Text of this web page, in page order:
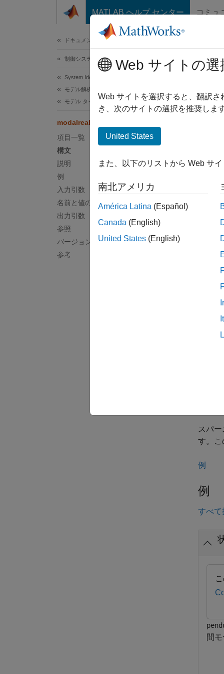
コンテンツへスキップ
MATLAB ヘルプ センター コミュ
ドキュメンテーションのホーム
制御システム
System Identification Toolbox
モデル解析
モデル タイプとその他の変換
modalreal
項目一覧
構文
説明
例
入力引数
名前と値の引数
出力引数
参照
バージョン履歴
参考
モード
]
説明
角で
スパ
初の
しま
スパ
す。こ
例
例
すべて
間
Web サイトの選
Web サイトを選択すると、翻訳
き、次のサイトの選択を推奨しま
United States
また、以下のリストから Web サ
南北アメリカ
América Latina (Español)
Canada (English)
United States (English)